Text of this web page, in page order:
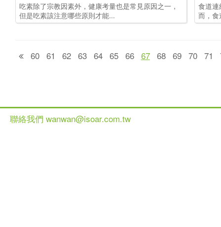
吃素除了宗教因素外，健康考量也是常見原因之一，
但是吃素該注意哪些原則才能...
食道
而，
60 61 62 63 64 65 66 67 68 69 70 71
聯絡我們 wanwan@isoar.com.tw